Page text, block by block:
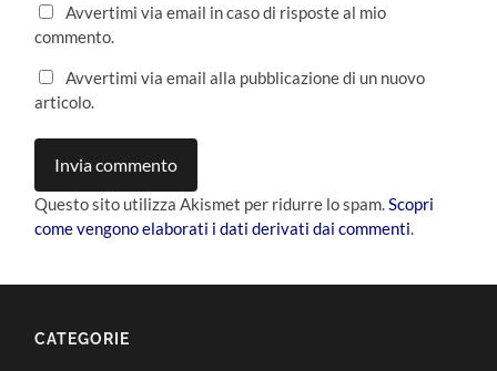
Avvertimi via email in caso di risposte al mio
commento.
Avvertimi via email alla pubblicazione di un nuovo
articolo.
Questo sito utilizza Akismet per ridurre lo spam.Scopri
come vengono elaborati i dati derivati dai commenti.
CATEGORIE